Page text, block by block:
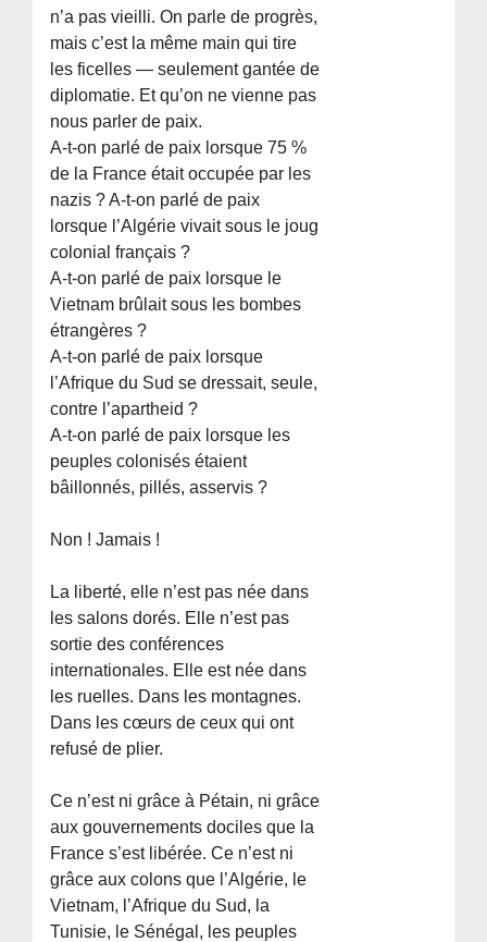
n’a pas vieilli. On parle de progrès,
mais c’est la même main qui tire
les ficelles — seulement gantée de
diplomatie. Et qu’on ne vienne pas
nous parler de paix.
A-t-on parlé de paix lorsque 75 %
de la France était occupée par les
nazis ? A-t-on parlé de paix
lorsque l’Algérie vivait sous le joug
colonial français ?
A-t-on parlé de paix lorsque le
Vietnam brûlait sous les bombes
étrangères ?
A-t-on parlé de paix lorsque
l’Afrique du Sud se dressait, seule,
contre l’apartheid ?
A-t-on parlé de paix lorsque les
peuples colonisés étaient
bâillonnés, pillés, asservis ?
Non ! Jamais !
La liberté, elle n’est pas née dans
les salons dorés. Elle n’est pas
sortie des conférences
internationales. Elle est née dans
les ruelles. Dans les montagnes.
Dans les cœurs de ceux qui ont
refusé de plier.
Ce n’est ni grâce à Pétain, ni grâce
aux gouvernements dociles que la
France s’est libérée. Ce n’est ni
grâce aux colons que l’Algérie, le
Vietnam, l’Afrique du Sud, la
Tunisie, le Sénégal, les peuples